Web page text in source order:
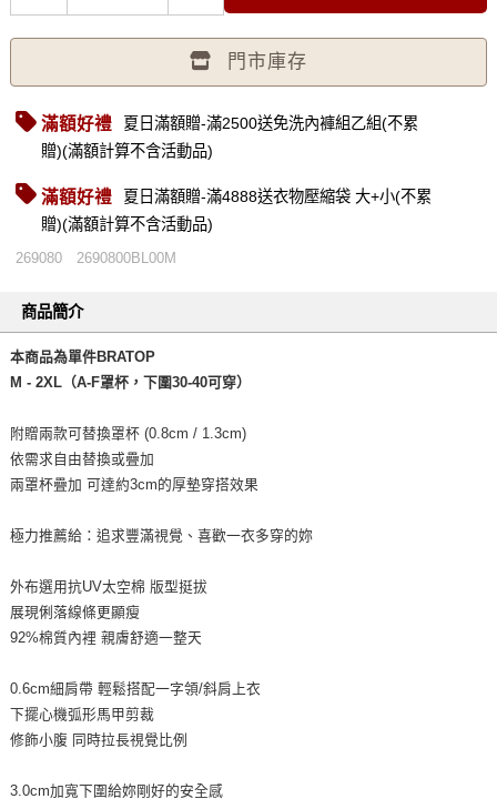
門市庫存
滿額好禮
夏日滿額贈-滿2500送免洗內褲組乙組(不累
贈)(滿額計算不含活動品)
滿額好禮
夏日滿額贈-滿4888送衣物壓縮袋 大+小(不累
贈)(滿額計算不含活動品)
269080 2690800BL00M
商品簡介
本商品為單件BRATOP
M - 2XL（A-F罩杯，下圍30-40可穿）
附贈兩款可替換罩杯 (0.8cm / 1.3cm)
依需求自由替換或疊加
兩罩杯疊加 可達約3cm的厚墊穿搭效果
極力推薦給：追求豐滿視覺、喜歡一衣多穿的妳
外布選用抗UV太空棉 版型挺拔
展現俐落線條更顯瘦
92%棉質內裡 親膚舒適一整天
0.6cm細肩帶 輕鬆搭配一字領/斜肩上衣
下擺心機弧形馬甲剪裁
修飾小腹 同時拉長視覺比例
3.0cm加寬下圍給妳剛好的安全感